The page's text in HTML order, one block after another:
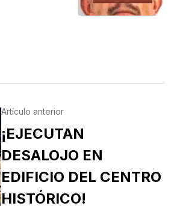
Artículo anterior
¡EJECUTAN
DESALOJO EN
EDIFICIO DEL CENTRO
HISTÓRICO!